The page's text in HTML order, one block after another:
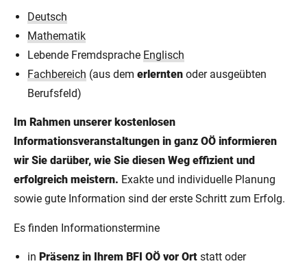
Deutsch
Mathematik
Lebende Fremdsprache Englisch
Fachbereich (aus dem erlernten oder ausgeübten
Berufsfeld)
Im Rahmen unserer kostenlosen
Informationsveranstaltungen in ganz OÖ informieren
wir Sie darüber, wie Sie diesen Weg effizient und
erfolgreich meistern. Exakte und individuelle Planung
sowie gute Information sind der erste Schritt zum Erfolg.
Es finden Informationstermine
in Präsenz in Ihrem BFI OÖ vor Ort statt oder